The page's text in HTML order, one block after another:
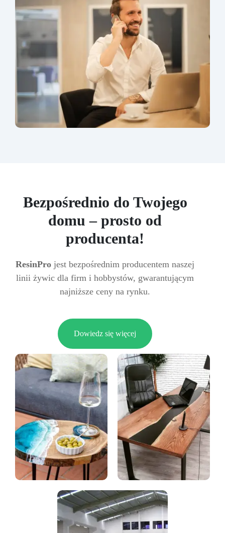
Bezpośrednio do Twojego
domu – prosto od
producenta!
ResinPro jest bezpośrednim producentem naszej
linii żywic dla firm i hobbystów, gwarantującym
najniższe ceny na rynku.
Dowiedz się więcej